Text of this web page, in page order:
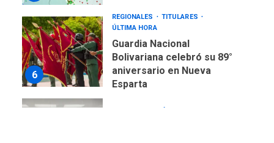
6
REGIONALES
TITULARES
ÚLTIMA HORA
Guardia Nacional
Bolivariana celebró su 89°
aniversario en Nueva
Esparta